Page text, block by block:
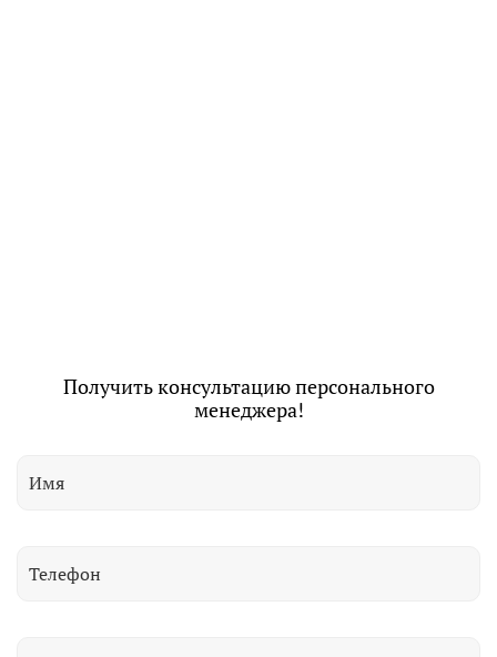
Получить консультацию персонального
менеджера!